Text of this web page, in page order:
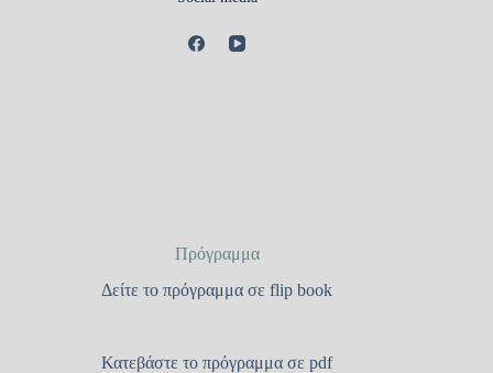
Πρόγραμμα
Δείτε το πρόγραμμα σε flip book
Κατεβάστε το πρόγραμμα σε pdf